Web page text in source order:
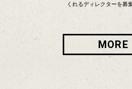
くれるディレクターを募
MORE